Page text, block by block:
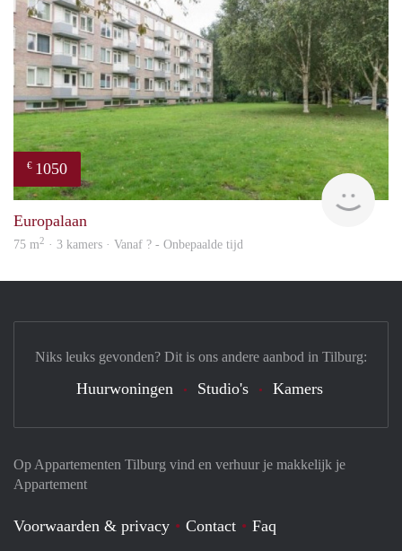
€ 1050
Europalaan
75 m2 · 3 kamers · Vanaf ? - Onbepaalde tijd
Op Appartementen Tilburg vind en verhuur je makkelijk je
Appartement
Voorwaarden & privacy Contact
Faq
Niks leuks gevonden? Dit is ons andere aanbod in Tilburg:
Huurwoningen Studio's Kamers